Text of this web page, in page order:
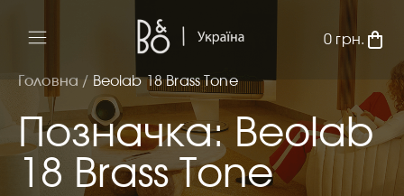
0 грн.
Головна / Beolab 18 Brass Tone
Позначка: Beolab
18 Brass Tone